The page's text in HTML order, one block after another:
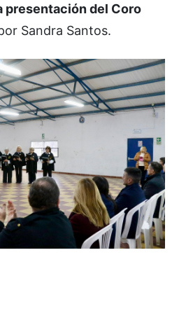
presentación del Coro
Sandra Santos.